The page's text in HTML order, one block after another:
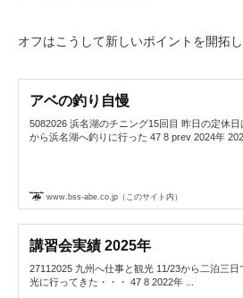
オフはこうして新しいポイントを開拓し
アベの釣り自慢
5082026 浜名湖のチニング15回目 昨日の定休日
から浜名湖へ釣りに行った 47 8 prev 2024年
www.bss-abe.co.jp（このサイト内）
講習会実績 2025年
27112025 九州へ仕事と観光 11/23から二泊三日
光に行ってきた・・・ 47 8 2022年 ...